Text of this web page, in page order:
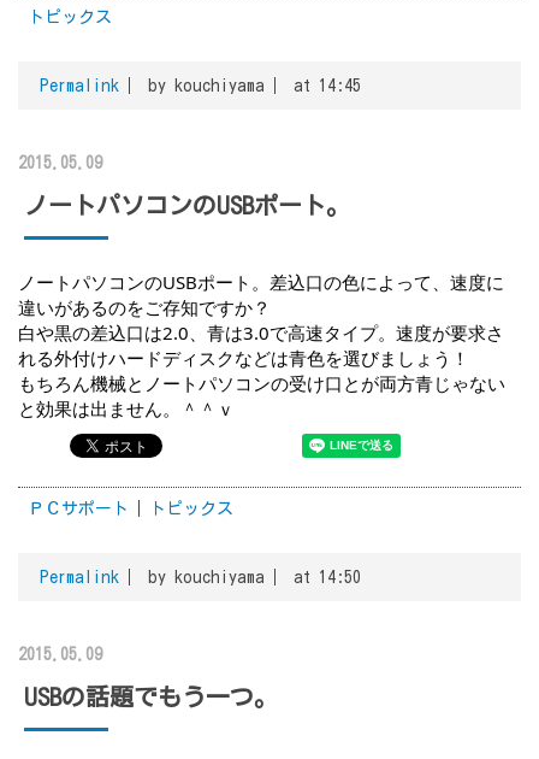
トピックス
Permalink by kouchiyama at 14:45
2015.05.09
ノートパソコンのUSBポート。
ノートパソコンのUSBポート。差込口の色によって、速度に
違いがあるのをご存知ですか？
白や黒の差込口は2.0、青は3.0で高速タイプ。速度が要求さ
れる外付けハードディスクなどは青色を選びましょう！
もちろん機械とノートパソコンの受け口とが両方青じゃない
と効果は出ません。＾＾ｖ
ＰＣサポート トピックス
Permalink by kouchiyama at 14:50
2015.05.09
USBの話題でもう一つ。